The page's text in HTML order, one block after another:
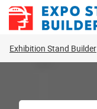
Перейти
Exhibition Stand Builder